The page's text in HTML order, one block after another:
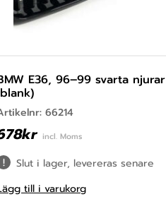
E36, 96–99 svarta njurar
66214
kr incl. Moms
Slut i lager, levereras senare
till i varukorg